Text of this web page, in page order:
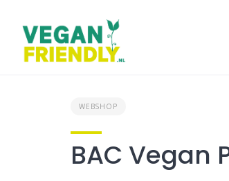
content
WEBSHOP
BAC Vegan